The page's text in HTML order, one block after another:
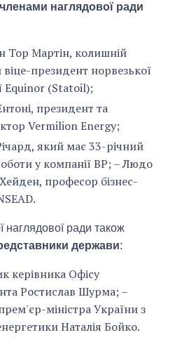
наглядової ради
Тор Мартін, колишній
президент норвезької
Equinor (Statoil);
президент та
Vermilion Energy;
який має 33-річний
у компанії BP; – Людо
професор бізнес-
наглядової ради також
держави:
керівника Офісу
Ростислав Шурма; –
міністра України з
Наталія Бойко.